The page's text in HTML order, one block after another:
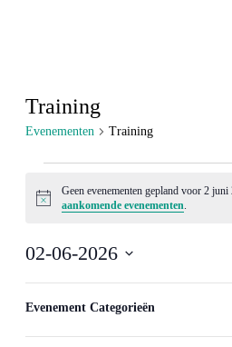
Training
Evenementen Training
Bericht
Geen evenementen gepland voor 2 juni
aankomende evenementen.
02-06-2026
datum.
u
van
Evenement Categorieën
Vorige dag